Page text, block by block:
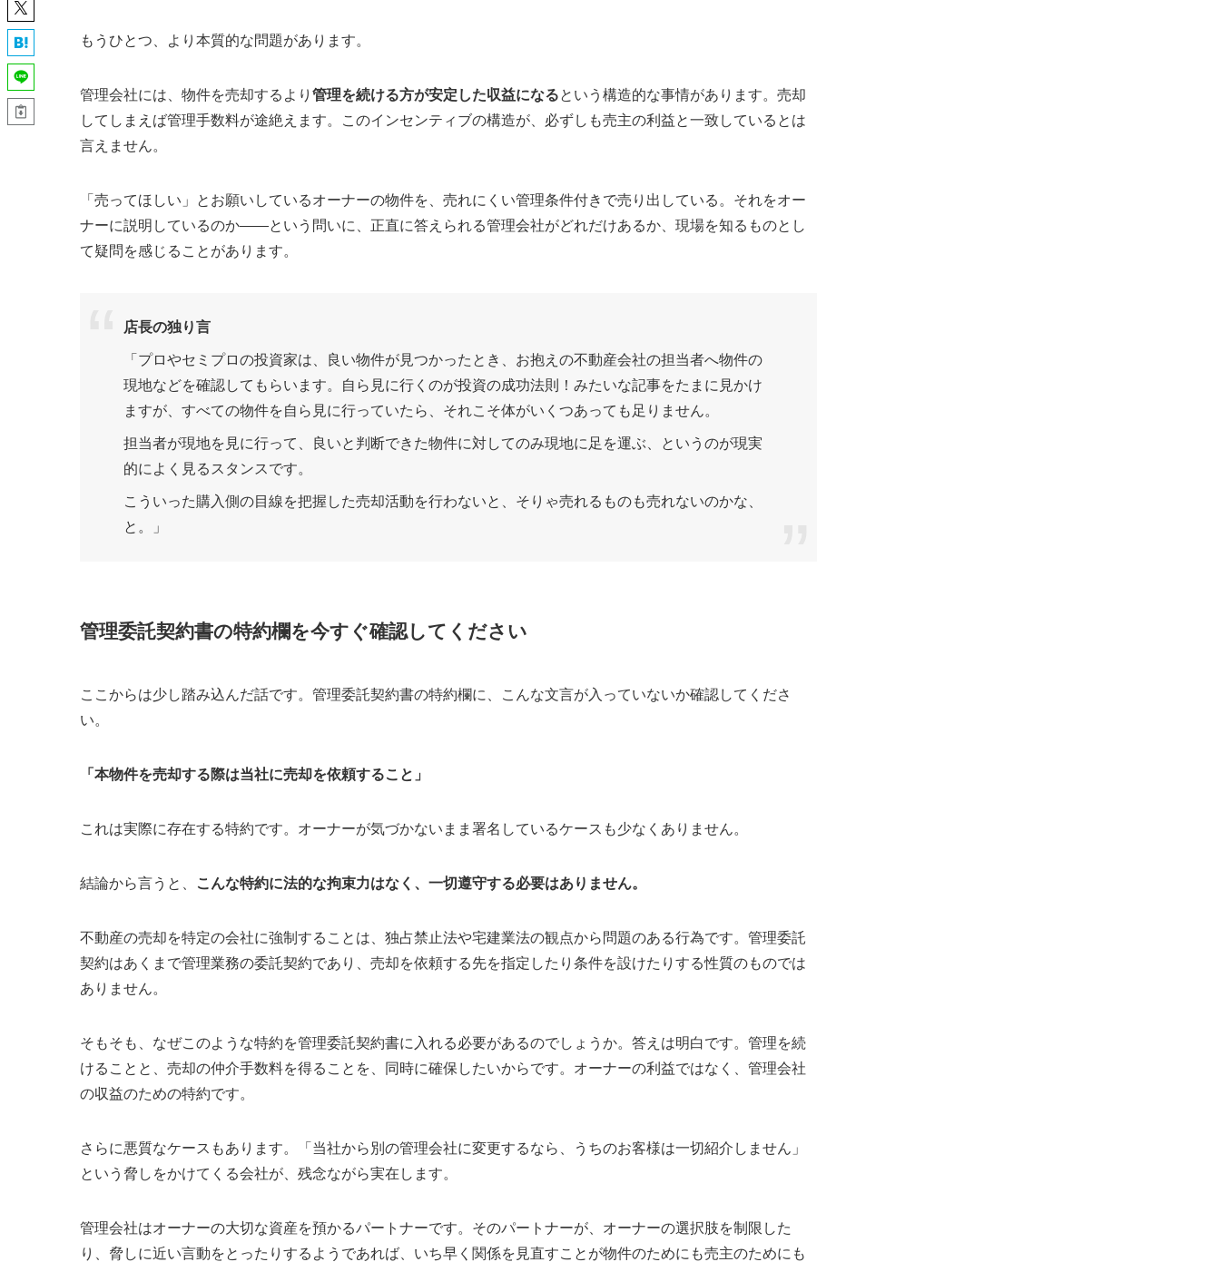
もうひとつ、より本質的な問題があります。
管理会社には、物件を売却するより 管理を続ける方が安定した収益になるという構造的な事情があります。売却
してしまえば管理手数料が途絶えます。このインセンティブの構造が、必ずしも売主の利益と一致しているとは
言えません。
「売ってほしい」とお願いしているオーナーの物件を、売れにくい管理条件付きで売り出している。それをオー
ナーに説明しているのか——という問いに、正直に答えられる管理会社がどれだけあるか、現場を知るものとし
て疑問を感じることがあります。
店長の独り言
「プロやセミプロの投資家は、良い物件が見つかったとき、お抱えの不動産会社の担当者へ物件の
現地などを確認してもらいます。自ら見に行くのが投資の成功法則！みたいな記事をたまに見かけ
ますが、すべての物件を自ら見に行っていたら、それこそ体がいくつあっても足りません。
担当者が現地を見に行って、良いと判断できた物件に対してのみ現地に足を運ぶ、というのが現実
的によく見るスタンスです。
こういった購入側の目線を把握した売却活動を行わないと、そりゃ売れるものも売れないのかな、
と。」
管理委託契約書の特約欄を今すぐ確認してください
ここからは少し踏み込んだ話です。管理委託契約書の特約欄に、こんな文言が入っていないか確認してくださ
い。
「本物件を売却する際は当社に売却を依頼すること」
これは実際に存在する特約です。オーナーが気づかないまま署名しているケースも少なくありません。
結論から言うと、 こんな特約に法的な拘束力はなく、一切遵守する必要はありません。
不動産の売却を特定の会社に強制することは、独占禁止法や宅建業法の観点から問題のある行為です。管理委託
契約はあくまで管理業務の委託契約であり、売却を依頼する先を指定したり条件を設けたりする性質のものでは
ありません。
そもそも、なぜこのような特約を管理委託契約書に入れる必要があるのでしょうか。答えは明白です。管理を続
けることと、売却の仲介手数料を得ることを、同時に確保したいからです。オーナーの利益ではなく、管理会社
の収益のための特約です。
さらに悪質なケースもあります。「当社から別の管理会社に変更するなら、うちのお客様は一切紹介しません」
という脅しをかけてくる会社が、残念ながら実在します。
管理会社はオーナーの大切な資産を預かるパートナーです。そのパートナーが、オーナーの選択肢を制限した
り、脅しに近い言動をとったりするようであれば、いち早く関係を見直すことが物件のためにも売主のためにも